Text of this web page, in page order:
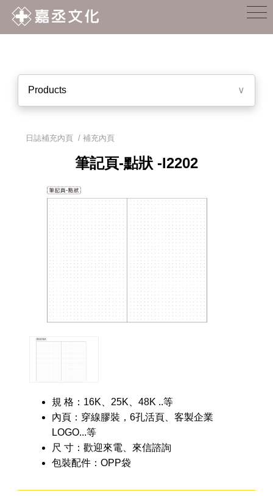
Products ∨
日誌補充內頁 /補充內頁
筆記頁-點狀 -I2202
規 格：16K、25K、48K ..等
內頁：穿線膠裝，6孔活頁、客製企業
LOGO...等
尺 寸：歡迎來電、來信諮詢
包裝配件：OPP袋